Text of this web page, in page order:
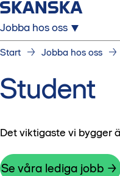
Jobba hos oss
Start Jobba hos oss
Student
Det viktigaste vi bygger
Se våra lediga jobb